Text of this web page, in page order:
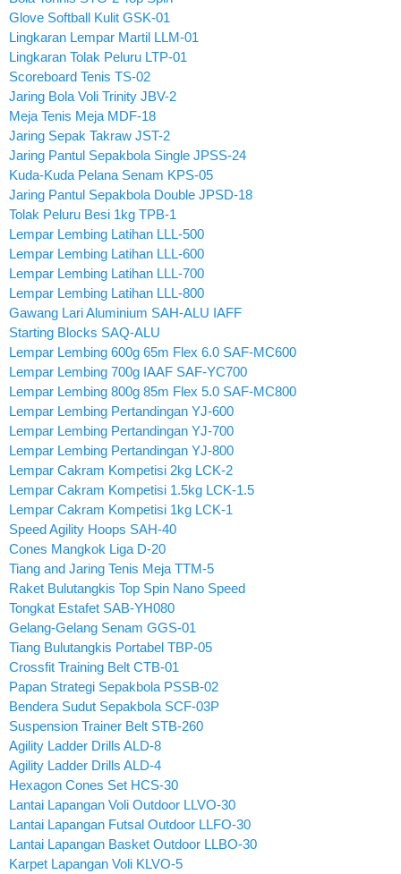
Glove Softball Kulit GSK-01
Lingkaran Lempar Martil LLM-01
Lingkaran Tolak Peluru LTP-01
Scoreboard Tenis TS-02
Jaring Bola Voli Trinity JBV-2
Meja Tenis Meja MDF-18
Jaring Sepak Takraw JST-2
Jaring Pantul Sepakbola Single JPSS-24
Kuda-Kuda Pelana Senam KPS-05
Jaring Pantul Sepakbola Double JPSD-18
Tolak Peluru Besi 1kg TPB-1
Lempar Lembing Latihan LLL-500
Lempar Lembing Latihan LLL-600
Lempar Lembing Latihan LLL-700
Lempar Lembing Latihan LLL-800
Gawang Lari Aluminium SAH-ALU IAFF
Starting Blocks SAQ-ALU
Lempar Lembing 600g 65m Flex 6.0 SAF-MC600
Lempar Lembing 700g IAAF SAF-YC700
Lempar Lembing 800g 85m Flex 5.0 SAF-MC800
Lempar Lembing Pertandingan YJ-600
Lempar Lembing Pertandingan YJ-700
Lempar Lembing Pertandingan YJ-800
Lempar Cakram Kompetisi 2kg LCK-2
Lempar Cakram Kompetisi 1.5kg LCK-1.5
Lempar Cakram Kompetisi 1kg LCK-1
Speed Agility Hoops SAH-40
Cones Mangkok Liga D-20
Tiang and Jaring Tenis Meja TTM-5
Raket Bulutangkis Top Spin Nano Speed
Tongkat Estafet SAB-YH080
Gelang-Gelang Senam GGS-01
Tiang Bulutangkis Portabel TBP-05
Crossfit Training Belt CTB-01
Papan Strategi Sepakbola PSSB-02
Bendera Sudut Sepakbola SCF-03P
Suspension Trainer Belt STB-260
Agility Ladder Drills ALD-8
Agility Ladder Drills ALD-4
Hexagon Cones Set HCS-30
Lantai Lapangan Voli Outdoor LLVO-30
Lantai Lapangan Futsal Outdoor LLFO-30
Lantai Lapangan Basket Outdoor LLBO-30
Karpet Lapangan Voli KLVO-5